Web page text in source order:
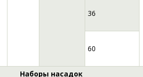
36
60
Наборы насадок